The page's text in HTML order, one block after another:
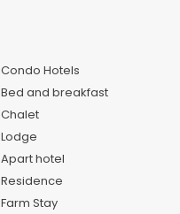
Condo Hotels
Bed and breakfast
Chalet
Lodge
Apart hotel
Residence
Farm Stay